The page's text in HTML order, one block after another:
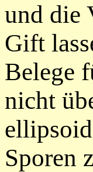
und die
Gift
Belege
nicht
Sporen